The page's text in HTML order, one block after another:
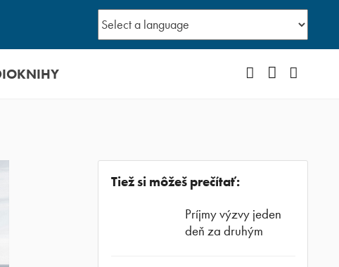
FacebookYouTube
Tiež si môžeš prečítať:
Príjmy výzvy jeden
deň za druhým